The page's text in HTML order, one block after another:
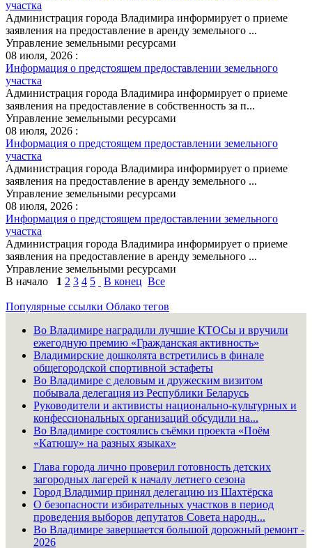
участка
Администрация города Владимира информирует о приеме
заявления на предоставление в аренду земельного ...
Управление земельными ресурсами
08 июля, 2026 :
Информация о предстоящем предоставлении земельного
участка
Администрация города Владимира информирует о приеме
заявления на предоставление в собственность за п...
Управление земельными ресурсами
08 июля, 2026 :
Информация о предстоящем предоставлении земельного
участка
Администрация города Владимира информирует о приеме
заявления на предоставление в аренду земельного ...
Управление земельными ресурсами
08 июля, 2026 :
Информация о предстоящем предоставлении земельного
участка
Администрация города Владимира информирует о приеме
заявления на предоставление в аренду земельного ...
Управление земельными ресурсами
В начало
1 2 3 4 5 В конец Все
Популярные ссылки Облако тегов
Во Владимире наградили лучшие КТОСы и вручили
ежегодную премию «Гражданская активность»
Владимирские дошколята встретились в финале
общегородской спортивной эстафеты
Во Владимире с деловым и дружеским визитом
побывала делегация из Республики Беларусь
Руководители и активисты национально-культурных и
конфессиональных организаций обсудили на...
Во Владимире состоялись съёмки проекта «Поём
«Катюшу» на разных языках»
Глава города лично проверил готовность детских
загородных лагерей к началу летнего сезона
Город Владимир принял делегацию из Шахтёрска
О безопасности избирательных участков в период
проведения выборов депутатов Совета народн...
Во Владимире завершается большой дорожный ремонт -
2026